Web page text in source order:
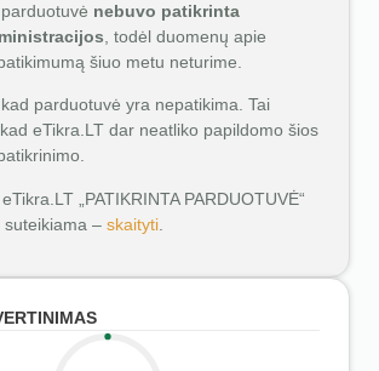
nebuvo patikrinta
, todėl duomenų apie
šiuo metu neturime.
parduotuvė yra nepatikima. Tai
eTikra.LT dar neatliko papildomo šios
„PATIKRINTA PARDUOTUVĖ“
– skaityti